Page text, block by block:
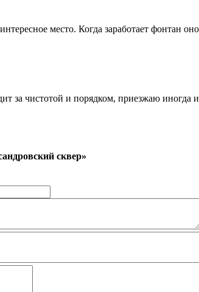
место. Когда заработает фонтан
за чистотой и порядком, приезжаю иногда
сквер»